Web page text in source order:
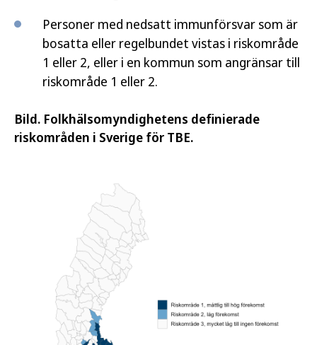
Personer med nedsatt immunförsvar som är
bosatta eller regelbundet vistas i riskområde
1 eller 2, eller i en kommun som angränsar till
riskområde 1 eller 2.
Bild. Folkhälsomyndighetens definierade
riskområden i Sverige för TBE.